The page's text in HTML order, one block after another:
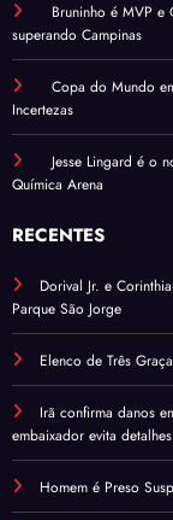
Bruninho é MVP e
superando Campinas
Copa do Mundo
Incertezas
Jesse Lingard é o
Química Arena
RECENTES
Dorival Jr. e
Parque São Jorge
Elenco de Três
Irã confirma danos
embaixador evita
Homem é Preso